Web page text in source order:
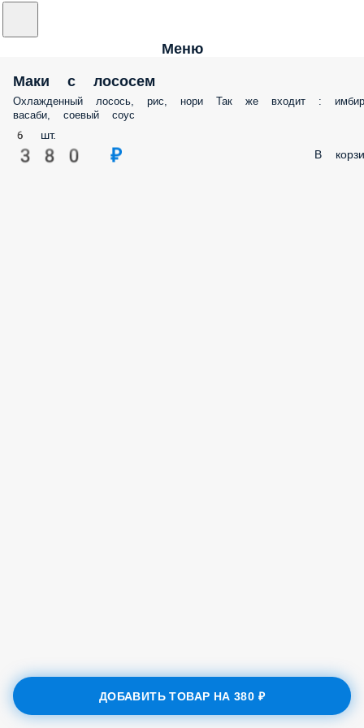
Меню
Маки с лососем
Охлажденный лосось, рис, нори Так же входит :
васаби, соевый соус
6 шт.
380 ₽ В
ДОБАВИТЬ ТОВАР НА380 ₽